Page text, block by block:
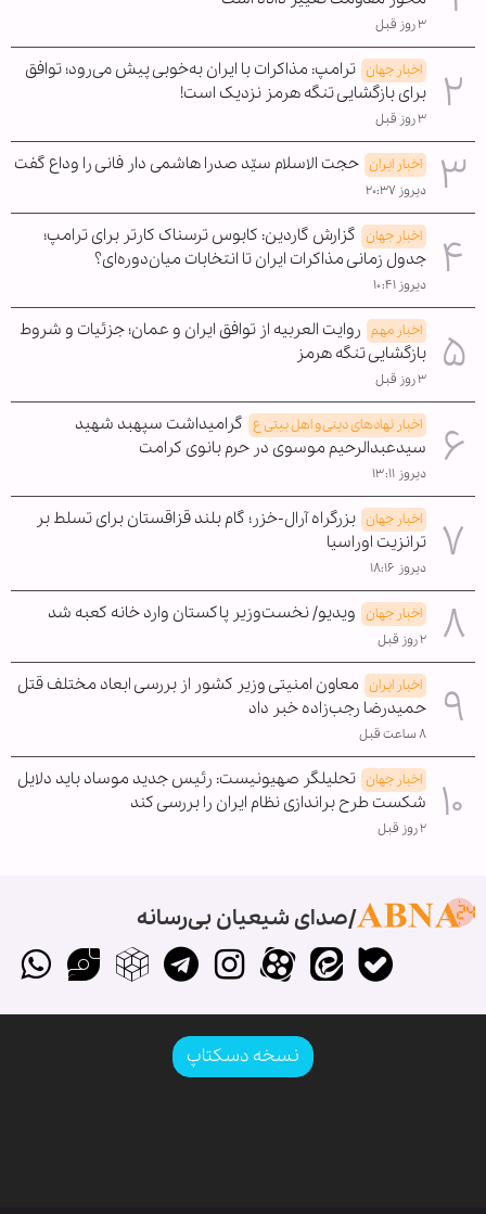
۳ روز قبل
اخبار جهان ترامپ: مذاکرات با ایران به‌خوبی پیش می‌رود؛ توافق
برای بازگشایی تنگه هرمز نزدیک است!
۳ روز قبل
اخبار ایران حجت الاسلام سیّد صدرا هاشمی دار فانی را وداع گفت
دیروز ۲۰:۳۷
اخبار جهان گزارش گاردین: کابوس ترسناک کارتر برای ترامپ؛
جدول زمانی مذاکرات ایران تا انتخابات میان‌دوره‌ای؟
دیروز ۱۰:۴۱
اخبار مهم روایت العربیه از توافق ایران و عمان؛ جزئیات و شروط
بازگشایی تنگه هرمز
۳ روز قبل
اخبار نهادهای دینی و اهل بیتی ع گرامیداشت سپهبد شهید
سیدعبدالرحیم موسوی در حرم بانوی کرامت
دیروز ۱۳:۱۱
اخبار جهان بزرگراه آرال-خزر؛ گام بلند قزاقستان برای تسلط بر
ترانزیت اوراسیا
دیروز ۱۸:۱۶
اخبار جهان ویدیو/ نخست‌وزیر پاکستان وارد خانه کعبه شد
۲ روز قبل
اخبار ایران معاون امنیتی وزیر کشور از بررسی ابعاد مختلف قتل
حمیدرضا رجب‌زاده خبر داد
۸ ساعت قبل
اخبار جهان تحلیلگر صهیونیست: رئیس جدید موساد باید دلایل
شکست طرح براندازی نظام ایران را بررسی کند
۲ روز قبل
صدای شیعیان بی‌رسانه
نسخه دسکتاپ